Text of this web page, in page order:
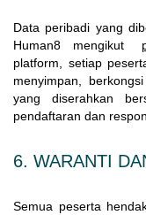
Data peribadi yang
Human8 mengikut
platform, setiap
menyimpan,
yang diserahkan
pendaftaran dan
6. WARANTI
Semua peserta